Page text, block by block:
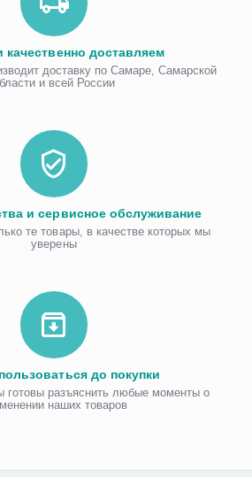
качественно доставляем
доставку по Самаре, Самарской
и всей России
и сервисное обслуживание
те товары, в качестве которых мы
уверены
до покупки
готовы разъяснить любые моменты о
наших товаров